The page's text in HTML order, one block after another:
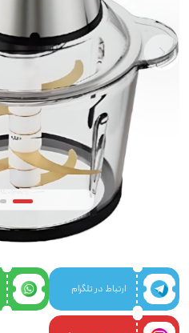
ارتباط در تلگرام